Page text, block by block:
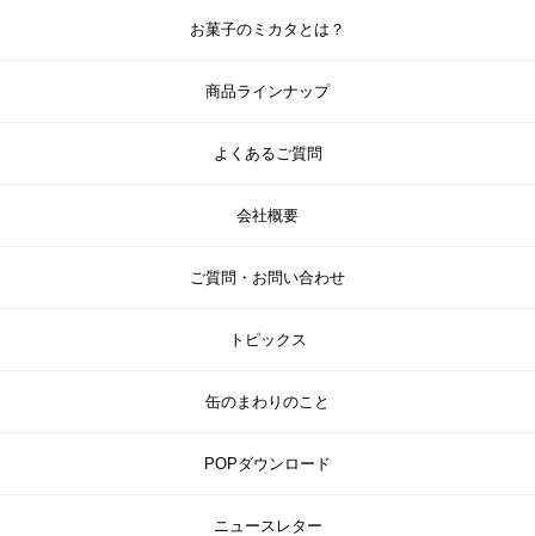
お菓子のミカタとは？
商品ラインナップ
よくあるご質問
会社概要
ご質問・お問い合わせ
トピックス
缶のまわりのこと
POPダウンロード
ニュースレター